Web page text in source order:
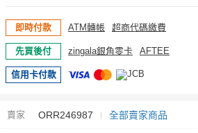
即時付款 ATM轉帳 超商代碼繳費
先買後付 zingala銀角零卡 AFTEE
信用卡付款
賣家 ORR246987 全部賣家商品